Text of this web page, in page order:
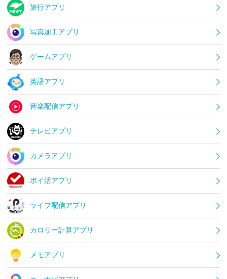
旅行アプリ
写真加工アプリ
ゲームアプリ
英語アプリ
音楽配信アプリ
テレビアプリ
カメラアプリ
ポイ活アプリ
ライブ配信アプリ
カロリー計算アプリ
メモアプリ